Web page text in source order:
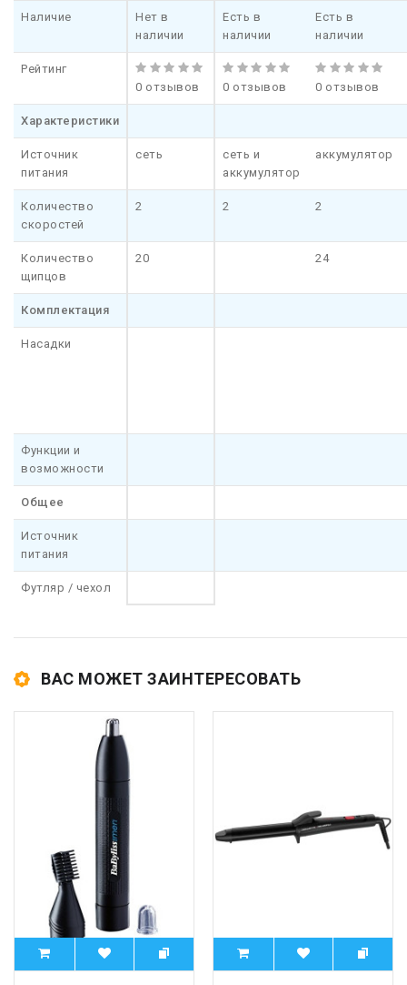
Наличие
Нет в
наличии
Есть в
наличии
Есть в
наличии
Рейтинг
0 отзывов
0 отзывов 0 отзывов
Характеристики
Источник
питания
сеть
сеть и
аккумулятор
аккумулятор
Количество
скоростей
2 2 2
Количество
щипцов
20 24
Комплектация
Насадки
Функции и
возможности
Общее
Источник
питания
Футляр / чехол
ВАС МОЖЕТ ЗАИНТЕРЕСОВАТЬ